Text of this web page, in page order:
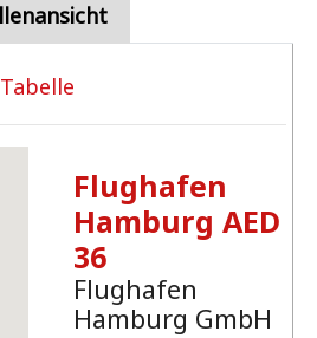
Flughafen
Hamburg AED
36
Flughafen
Hamburg GmbH